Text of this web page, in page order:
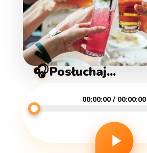
🎧Posłuchaj...
00:00:00 / 00:00:00